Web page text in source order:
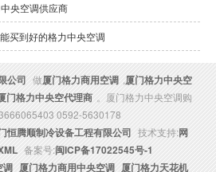
央空调供应商
买到好的格力中央空调
公司 做厦门格力商用空调 ,厦门格力中央空
门格力中央空代理商 。厦门格力中央空调购
0592-5630178
恒腾顺制冷设备工程有限公司 技术支持:网
备案号:闽ICP备17022545号-1
调 厦门格力商用中央空调 厦门格力天花机